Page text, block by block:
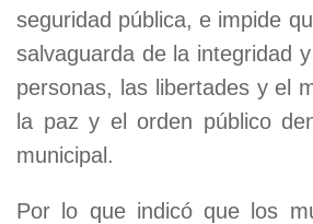
seguridad pública, e impide
salvaguarda de la integridad
personas, las libertades y el
la paz y el orden público
municipal.
Por lo que indicó que los